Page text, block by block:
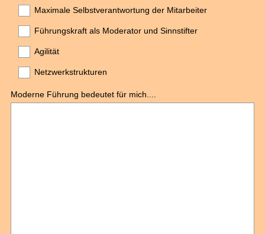
Maximale Selbstverantwortung der Mitarbeiter
Führungskraft als Moderator und Sinnstifter
Agilität
Netzwerkstrukturen
Moderne Führung bedeutet für mich....